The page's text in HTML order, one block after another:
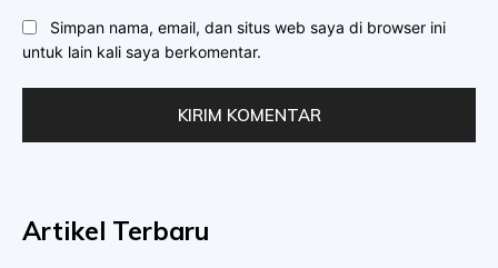
Simpan nama, email, dan situs web saya di browser ini
untuk lain kali saya berkomentar.
Artikel Terbaru